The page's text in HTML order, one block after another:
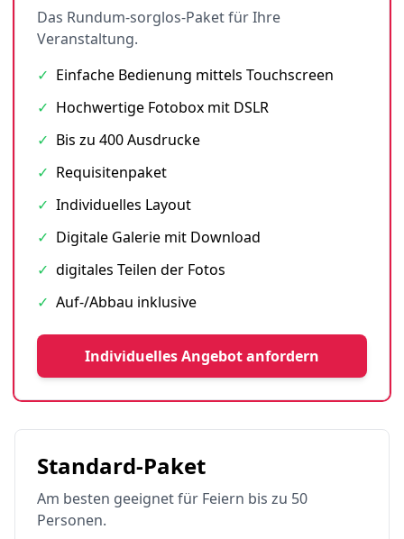
Das Rundum-sorglos-Paket für Ihre
Veranstaltung.
✓ Einfache Bedienung mittels Touchscreen
✓ Hochwertige Fotobox mit DSLR
✓ Bis zu 400 Ausdrucke
✓ Requisitenpaket
✓ Individuelles Layout
✓ Digitale Galerie mit Download
✓ digitales Teilen der Fotos
✓ Auf-/Abbau inklusive
Individuelles Angebot anfordern
Standard-Paket
Am besten geeignet für Feiern bis zu 50
Personen.